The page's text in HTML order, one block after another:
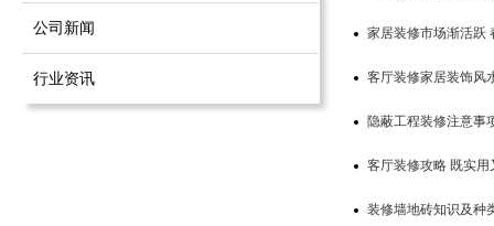
公司新闻
行业资讯
家居装修市场渐活跃
客厅装修家居装饰风
隐蔽工程装修注意事
客厅装修攻略 既实用
装修墙地砖知识及种